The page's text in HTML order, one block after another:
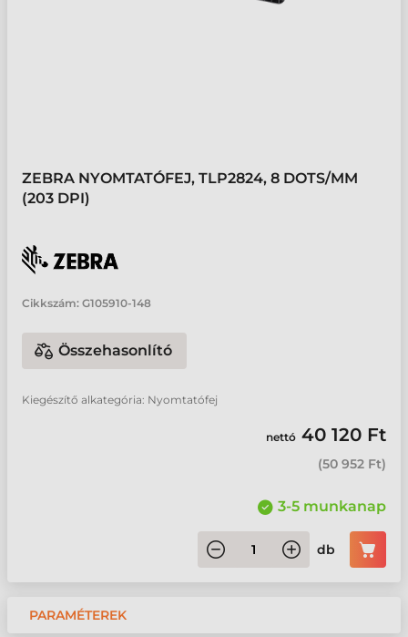
ZEBRA NYOMTATÓFEJ, TLP2824, 8 DOTS/MM
(203 DPI)
Cikkszám: G105910-148
Összehasonlító
Kiegészítő alkategória: Nyomtatófej
nettó 40 120 Ft
(50 952 Ft)
3-5 munkanap
db
PARAMÉTEREK